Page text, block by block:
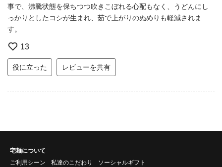
事で、沸騰状態を保ちつつ吹きこぼれる心配もなく、うどんにし
っかりとしたコシが生まれ、茹で上がりのぬめりも軽減されま
す。
13
役に立った レビューを共有
宅麺について
ご利用シーン
私達のこだわり ソーシャルギフト